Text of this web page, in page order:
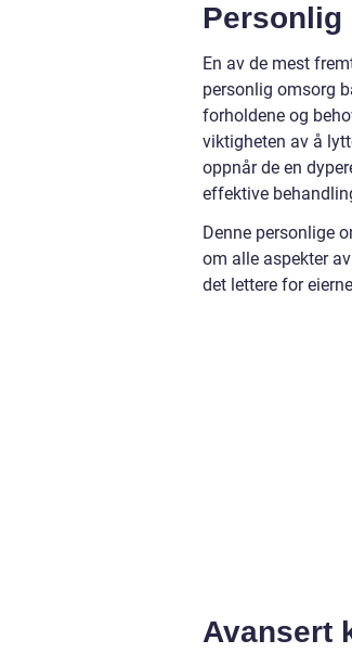
En av de mest
personlig omsorg
forholdene og
viktigheten av å
oppnår de en
effektive
Denne personlige
om alle aspekter
det lettere for
Avansert